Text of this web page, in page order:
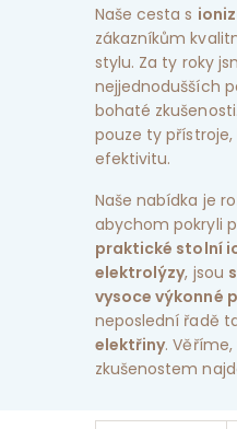
Naše cesta s
zákazníkům
stylu. Za ty roky
nejjednodušších
bohaté
pouze ty přístroje,
efektivitu.
Naše nabídka je
abychom pokryli
praktické stolní
elektrolýzy, jsou
vysoce výkonné
neposlední řadě
elektřiny.
zkušenostem